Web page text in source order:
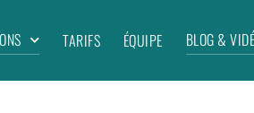
TARIFS ÉQUIPE BLOG &